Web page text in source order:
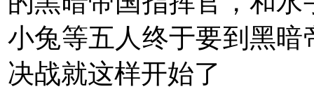
小兔等五人终于要到黑
决战就这样开始了